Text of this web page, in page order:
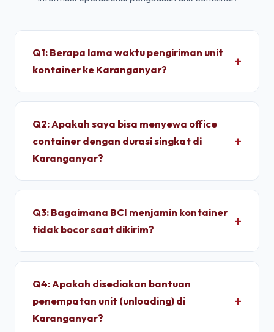
Q1: Berapa lama waktu pengiriman unit
kontainer ke Karanganyar?
Untuk wilayah Karanganyar, pengiriman standar
setelah proses administrasi selesai. Unit
dimobilisasi menggunakan armada truk trailer
langsung dari depo terpusat kami.
Q2: Apakah saya bisa menyewa office
container dengan durasi singkat di
Karanganyar?
Ya, kami melayani penyewaan bulanan dengan
progresif yang lebih ekonomis jika Anda
hingga jangka panjang.
Q3: Bagaimana BCI menjamin kontainer
tidak bocor saat dikirim?
Setiap unit di depo kami wajib melalui pengujian
air bertekanan tinggi untuk memastikan dinding
panel baja corten dan karet pelindung pintu 100%
kedap air sebelum pemuatan.
Q4: Apakah disediakan bantuan
penempatan unit (unloading) di
Karanganyar?